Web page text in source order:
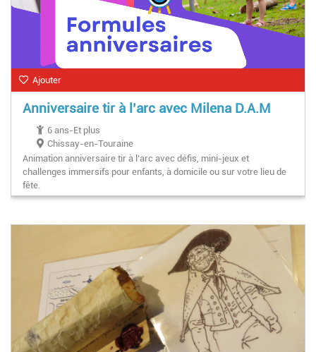
Ajouter
Anniversaire tir à l’arc avec Milena D.A.M
6 ans-Et plus
Chissay-en-Touraine
Animation anniversaire tir à l’arc avec défis, mini-jeux et
challenges immersifs pour enfants, à domicile ou sur votre lieu de
fête.